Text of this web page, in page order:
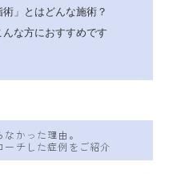
」とはどんな施術？
な方におすすめです
かった理由。
ーチした症例をご紹介